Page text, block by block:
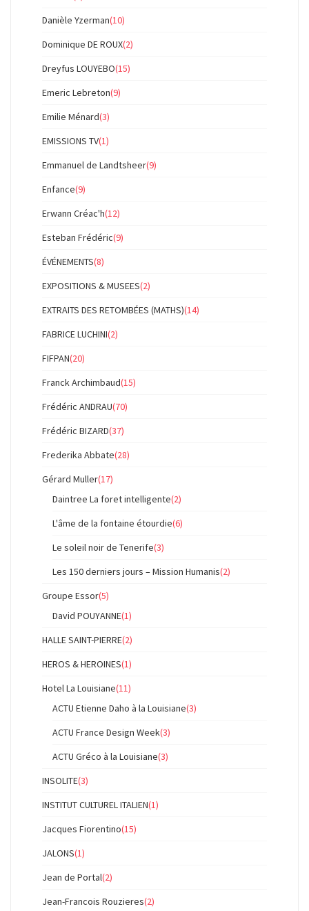
Danièle Yzerman(10)
Dominique DE ROUX(2)
Dreyfus LOUYEBO(15)
Emeric Lebreton(9)
Emilie Ménard(3)
EMISSIONS TV(1)
Emmanuel de Landtsheer(9)
Enfance(9)
Erwann Créac'h(12)
Esteban Frédéric(9)
ÉVÉNEMENTS(8)
EXPOSITIONS & MUSEES(2)
EXTRAITS DES RETOMBÉES (MATHS)(14)
FABRICE LUCHINI(2)
FIFPAN(20)
Franck Archimbaud(15)
Frédéric ANDRAU(70)
Frédéric BIZARD(37)
Frederika Abbate(28)
Gérard Muller(17)
Daintree La foret intelligente(2)
L'âme de la fontaine étourdie(6)
Le soleil noir de Tenerife(3)
Les 150 derniers jours – Mission Humanis(2)
Groupe Essor(5)
David POUYANNE(1)
HALLE SAINT-PIERRE(2)
HEROS & HEROINES(1)
Hotel La Louisiane(11)
ACTU Etienne Daho à la Louisiane(3)
ACTU France Design Week(3)
ACTU Gréco à la Louisiane(3)
INSOLITE(3)
INSTITUT CULTUREL ITALIEN(1)
Jacques Fiorentino(15)
JALONS(1)
Jean de Portal(2)
Jean-Francois Rouzieres(2)